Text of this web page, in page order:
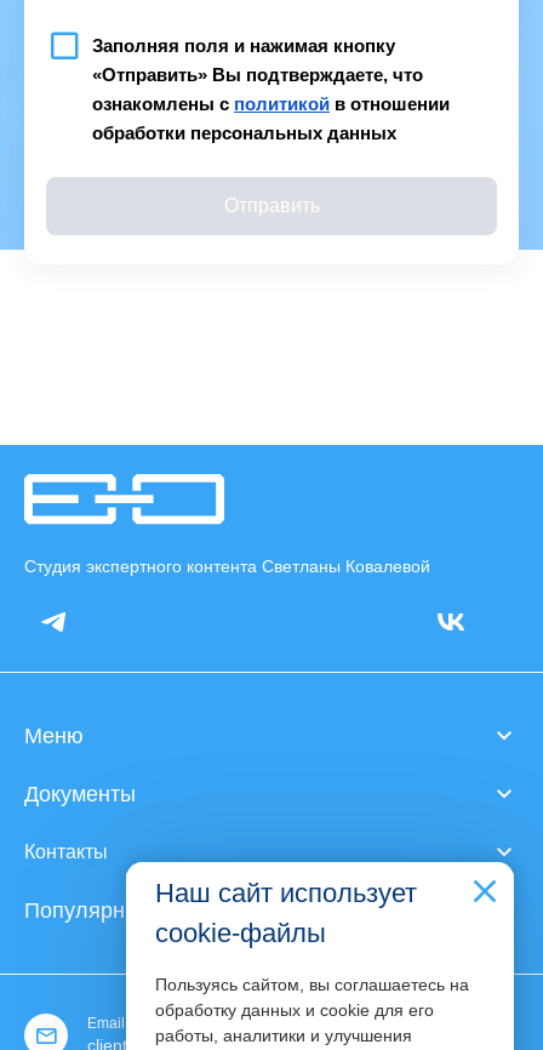
Заполняя поля и нажимая кнопку
«Отправить» Вы подтверждаете, что
ознакомлены с политикой в отношении
обработки персональных данных
Отправить
Студия экспертного контента Светланы Ковалевой
Меню
Документы
Контакты
Популярные статьи
Email:
client@expert-content.ru
Наш сайт использует
cookie-файлы
Пользуясь сайтом, вы соглашаетесь на
обработку данных и cookie для его
работы, аналитики и улучшения